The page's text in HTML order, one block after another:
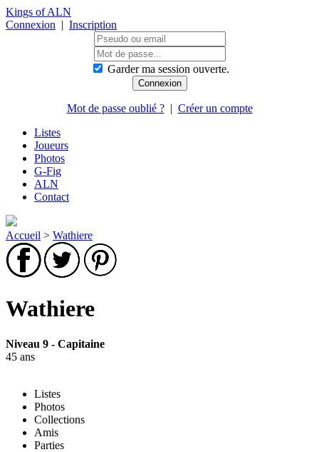
Kings of ALN
Connexion | Inscription
Garder ma session ouverte.
Mot de passe oublié ?| Créer un compte
Listes
Joueurs
Photos
G-Fig
ALN
Contact
Accueil > Wathiere
Wathiere
Niveau 9 - Capitaine
45 ans
Listes
Photos
Collections
Amis
Parties